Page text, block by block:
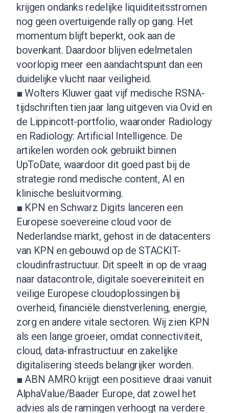
krijgen ondanks redelijke liquiditeitsstromen
nog geen overtuigende rally op gang. Het
momentum blijft beperkt, ook aan de
bovenkant. Daardoor blijven edelmetalen
voorlopig meer een aandachtspunt dan een
duidelijke vlucht naar veiligheid.
■ Wolters Kluwer gaat vijf medische RSNA-
tijdschriften tien jaar lang uitgeven via Ovid en
de Lippincott-portfolio, waaronder Radiology
en Radiology: Artificial Intelligence. De
artikelen worden ook gebruikt binnen
UpToDate, waardoor dit goed past bij de
strategie rond medische content, AI en
klinische besluitvorming.
■ KPN en Schwarz Digits lanceren een
Europese soevereine cloud voor de
Nederlandse markt, gehost in de datacenters
van KPN en gebouwd op de STACKIT-
cloudinfrastructuur. Dit speelt in op de vraag
naar datacontrole, digitale soevereiniteit en
veilige Europese cloudoplossingen bij
overheid, financiële dienstverlening, energie,
zorg en andere vitale sectoren. Wij zien KPN
als een lange groeier, omdat connectiviteit,
cloud, data-infrastructuur en zakelijke
digitalisering steeds belangrijker worden.
■ ABN AMRO krijgt een positieve draai vanuit
AlphaValue/Baader Europe, dat zowel het
advies als de ramingen verhoogt na verdere